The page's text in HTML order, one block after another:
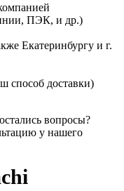
ПЭК, и др.)
Екатеринбургу и г.
способ доставки)
вопросы?
у нашего